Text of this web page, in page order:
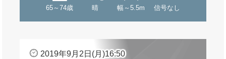
65～74歳 晴 幅～5.5m 信号なし
2019年9月2日(月)16:50